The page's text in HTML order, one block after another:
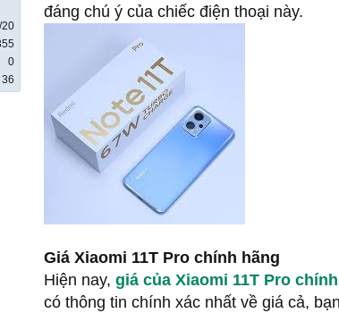
20
0
36
đáng chú ý của chiếc điện thoại này.
Giá Xiaomi 11T Pro chính hãng
Hiện nay, giá của Xiaomi 11T Pro
có thông tin chính xác nhất về giá cả,